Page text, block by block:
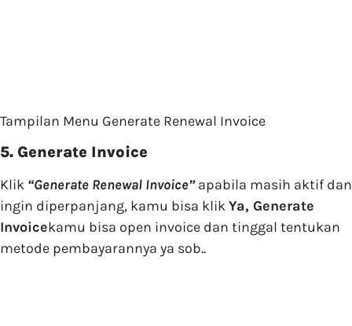
Tampilan Menu Generate Renewal Invoice
5. Generate Invoice
Klik “Generate Renewal Invoice”apabila masih aktif dan
ingin diperpanjang, kamu bisa klikYa, Generate
Invoicekamu bisa open invoice dan tinggal tentukan
metode pembayarannya ya sob..